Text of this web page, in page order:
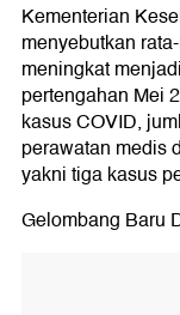
Kementerian
menyebutkan
meningkat
pertengahan Mei
kasus COVID,
perawatan medis
yakni tiga kasus
Gelombang Baru